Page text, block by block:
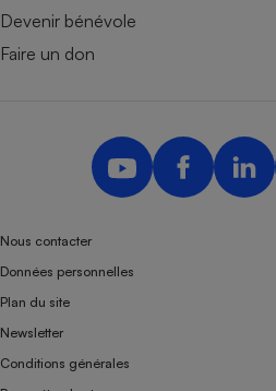
Devenir bénévole
Faire un don
Nous contacter
Données personnelles
Plan du site
Newsletter
Conditions générales